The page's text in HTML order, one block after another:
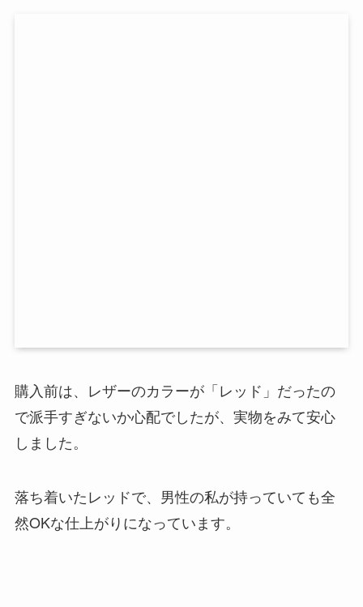
購入前は、レザーのカラーが「レッド」だったの
で派手すぎないか心配でしたが、実物をみて安心
しました。
落ち着いたレッドで、男性の私が持っていても全
然OKな仕上がりになっています。